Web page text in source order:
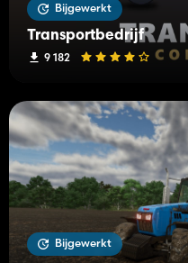
Bijgewerkt
Transportbedrijf
9 182
Bijgewerkt